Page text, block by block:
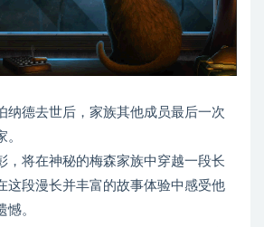
纳德去世后，家族其他成员最后一次
。
，将在神秘的梅森家族中穿越一段长
这段漫长并丰富的故事体验中感受他
憾。